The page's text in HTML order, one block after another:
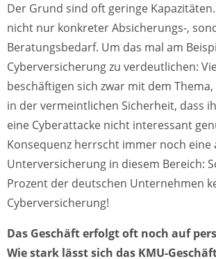
Der Grund sind oft geringe
nicht nur konkreter Absicherungs-,
Beratungsbedarf. Um das mal am
Cyberversicherung zu verdeutlichen:
beschäftigen sich zwar mit dem
in der vermeintlichen Sicherheit, dass
eine Cyberattacke nicht interessant
Konsequenz herrscht immer noch eine
Unterversicherung in diesem Bereich:
Prozent der deutschen Unternehmen
Cyberversicherung!
Das Geschäft erfolgt oft noch auf
Wie stark lässt sich das KMU-